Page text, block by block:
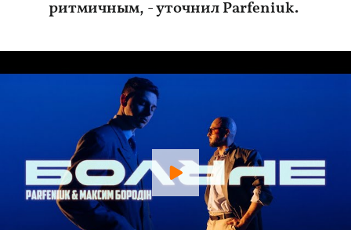
ритмичным, - уточнил Parfeniuk.